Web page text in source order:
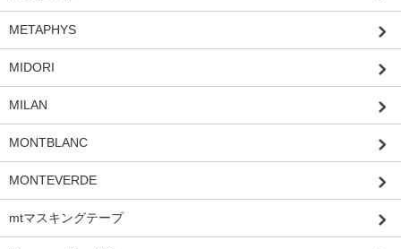
METAPHYS
MIDORI
MILAN
MONTBLANC
MONTEVERDE
mtマスキングテープ